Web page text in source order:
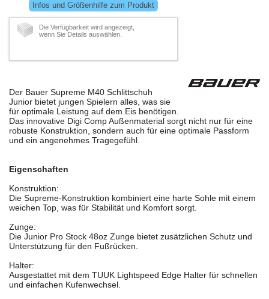
Infos und Größenhilfe zum Produkt
Die Verfügbarkeit wird angezeigt,
wenn Sie Details auswählen.
Der Bauer Supreme M40 Schlittschuh
Junior bietet jungen Spielern alles, was sie
für optimale Leistung auf dem Eis benötigen.
Das innovative Digi Comp Außenmaterial sorgt nicht nur für eine
robuste Konstruktion, sondern auch für eine optimale Passform
und ein angenehmes Tragegefühl.
Eigenschaften
Konstruktion:
Die Supreme-Konstruktion kombiniert eine harte Sohle mit einem
weichen Top, was für Stabilität und Komfort sorgt.
Zunge:
Die Junior Pro Stock 48oz Zunge bietet zusätzlichen Schutz und
Unterstützung für den Fußrücken.
Halter:
Ausgestattet mit dem TUUK Lightspeed Edge Halter für schnellen
und einfachen Kufenwechsel.